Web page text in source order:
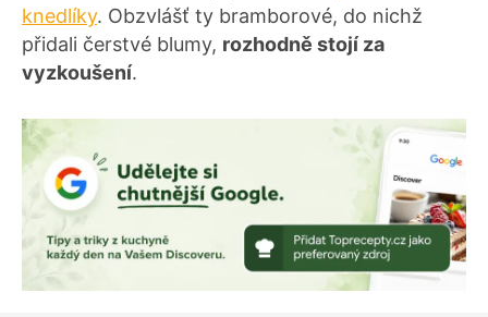
knedlíky. Obzvlášť ty bramborové, do nichž
přidali čerstvé blumy, rozhodně stojí za
vyzkoušení.